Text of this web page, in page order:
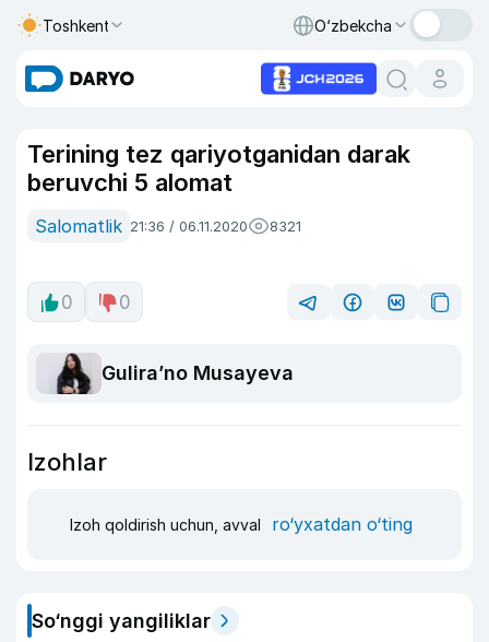
Toshkent O‘zbekcha
Terining tez qariyotganidan darak
beruvchi 5 alomat
Salomatlik 21:36 / 06.11.2020 8321
0 0
Guliraʼno Musayeva
Izohlar
Izoh qoldirish uchun, avval ro‘yxatdan o‘ting
So‘nggi yangiliklar